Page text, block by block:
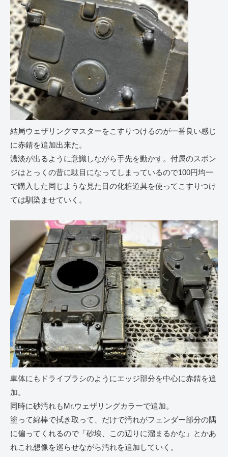
結局ウェザリングマスターをこすりつけるのが一番良い感じ
に赤錆を追加出来た。
濃淡が出るように意識しながら手先を動かす。付属のスポン
ジはとっくの昔に駄目になってしまっているので100円均一
で購入した同じような見た目の化粧道具を使ってこすりつけ
ては馴染ませていく。
車体にもドライブラシのようにエッジ部分を中心に赤錆を追
加。
同時に砂汚れもMr.ウェザリングカラーで追加。
塗って綿棒で拭き取って、だけで汚れがフェンダー部分の隅
に偏ってくれるので「砂埃、この辺りに溜まるかな」とかあ
れこれ想像を巡らせながら汚れを追加していく。